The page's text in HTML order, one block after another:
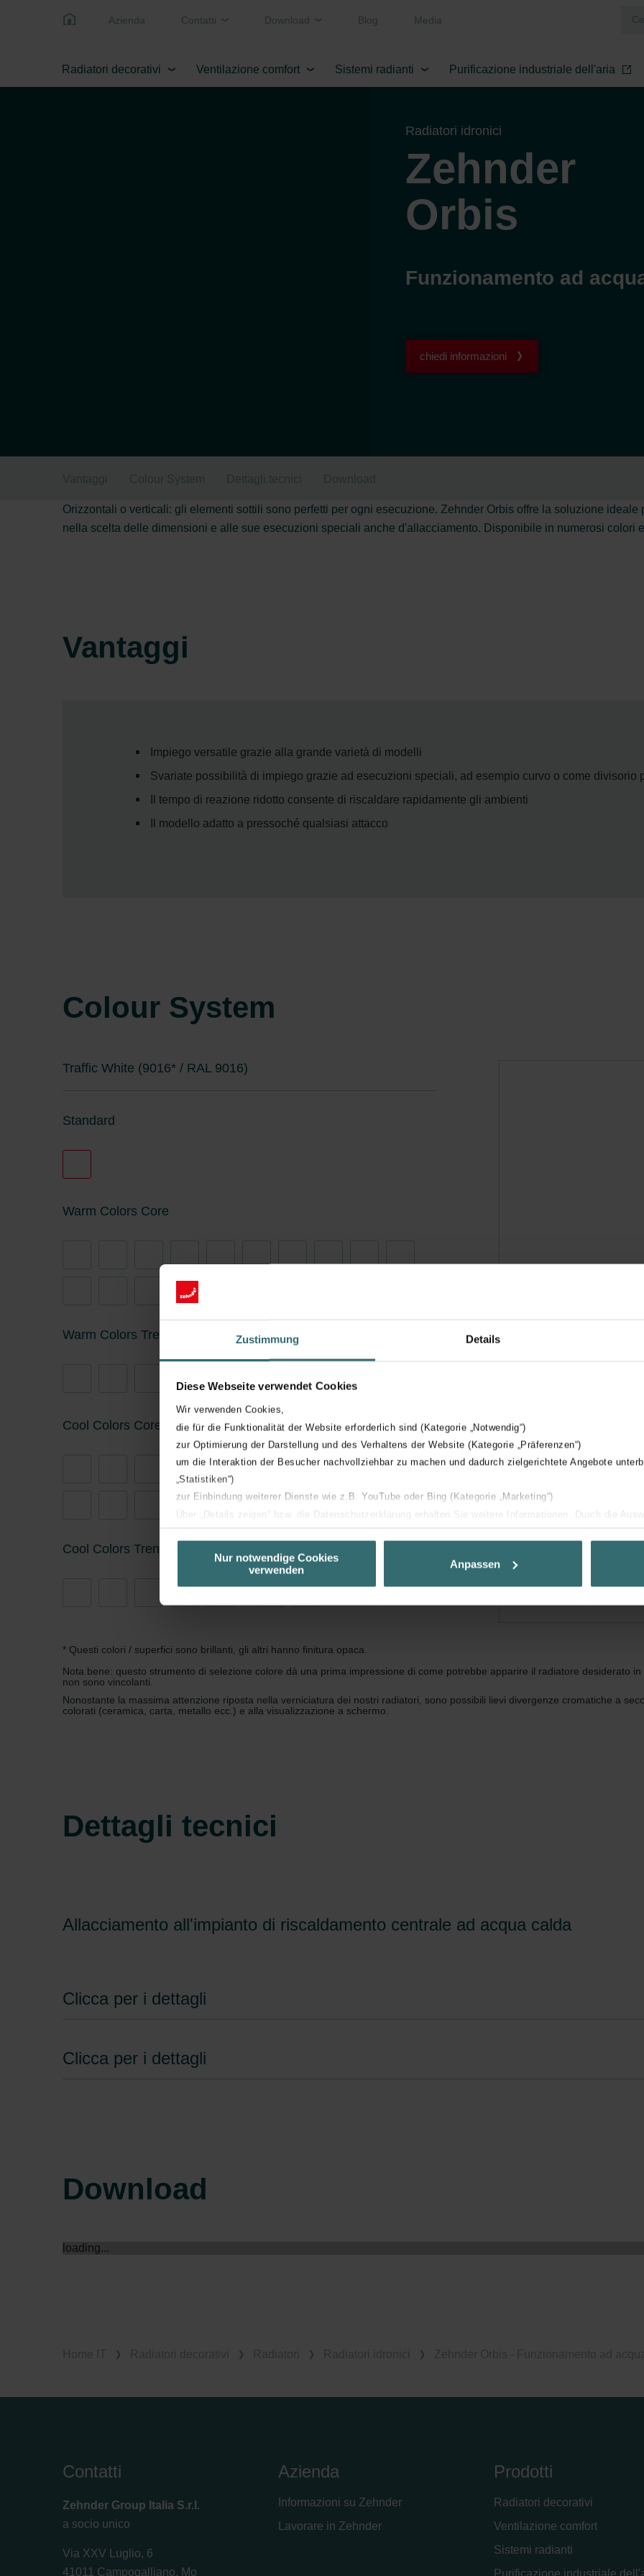
Zustimmung Details
Diese Webseite verwendet Cookies
Wir verwenden Cookies,
die für die Funktionalität der Website erforderlich sind (Kategorie „Notwendig“)
zur Optimierung der Darstellung und des Verhaltens der Website (Kategorie „Präferenzen“)
um die Interaktion der Besucher nachvollziehbar zu machen und dadurch zielgerichtete Angebote
„Statistiken“)
zur Einbindung weiterer Dienste wie z.B. YouTube oder Bing (Kategorie „Marketing“)
Über „Details zeigen“ bzw. die Datenschutzerklärung erhalten Sie weitere Informationen. Durch die
unserer Website verwenden, um Ihnen die bestmögliche Nutzererfahrung zu ermöglichen und Ihnen
basierend auf Ihren Interessen zur Verfügung zu stellen. Alle Einwilligungen können Sie
Datenschutzerklärung widerrufen.
Zehnder Group AG: Data Privacy
Zehnder Group France: Protection des données
Zehnder Group Ibérica SAU: Política de privacidad
Zehnder Group Schweiz AG: Datenschutz
Zehnder Polska Sp. z o.o.: Oświadczenie o ochronie danych Zehnder
Nur notwendige Cookies
verwenden
Anpassen
Azienda Contatti Download Blog Media
Radiatori decorativi Ventilazione comfort Sistemi radianti Purificazione industriale dell'aria
Radiatori idronici
Zehnder
Orbis
Funzionamento ad
chiedi informazioni
Vantaggi Colour System Dettagli tecnici Download
Orizzontali o verticali: gli elementi sottili sono perfetti per ogni esecuzione. Zehnder Orbis offre la soluzione
nella scelta delle dimensioni e alle sue esecuzioni speciali anche d'allacciamento. Disponibile in numerosi colori
Vantaggi
Impiego versatile grazie alla grande varietà di modelli
Svariate possibilità di impiego grazie ad esecuzioni speciali, ad esempio curvo o come divisorio
Il tempo di reazione ridotto consente di riscaldare rapidamente gli ambienti
Il modello adatto a pressoché qualsiasi attacco
Colour System
Traffic White (9016* / RAL 9016)
Standard
Warm Colors Core
Warm Colors Trends
Cool Colors Core
Cool Colors Trends
* Questi colori / superfici sono brillanti, gli altri hanno finitura opaca.
Nota bene: questo strumento di selezione colore dà una prima impressione di come potrebbe apparire il radiatore desiderato
non sono vincolanti.
Nonostante la massima attenzione riposta nella verniciatura dei nostri radiatori, sono possibili lievi divergenze cromatiche a
colorati (ceramica, carta, metallo ecc.) e alla visualizzazione a schermo.
Dettagli tecnici
Allacciamento all'impianto di riscaldamento centrale ad acqua calda
Clicca per i dettagli
Clicca per i dettagli
Download
loading...
Contatti
Zehnder Group Italia S.r.l.
a socio unico
Via XXV Luglio, 6
41011 Campogalliano, Mo
Azienda
Informazioni su Zehnder
Lavorare in Zehnder
Prodotti
Radiatori decorativi
Ventilazione comfort
Sistemi radianti
Purificazione industriale